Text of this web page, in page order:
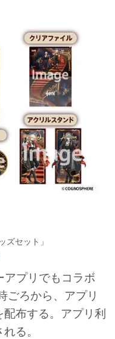
ズセット」
プリでもコラボ
ごろから、アプリ
布する。アプリ利
る。